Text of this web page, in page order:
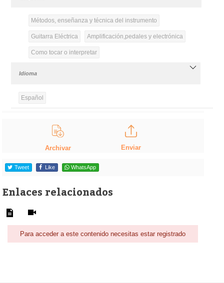
Métodos, enseñanza y técnica del instrumento
Guitarra Eléctrica Amplificación,pedales y electrónica
Como tocar o interpretar
Idioma
Español
Archivar Enviar
Tweet Like WhatsApp
Enlaces relacionados
Para acceder a este contenido necesitas estar registrado